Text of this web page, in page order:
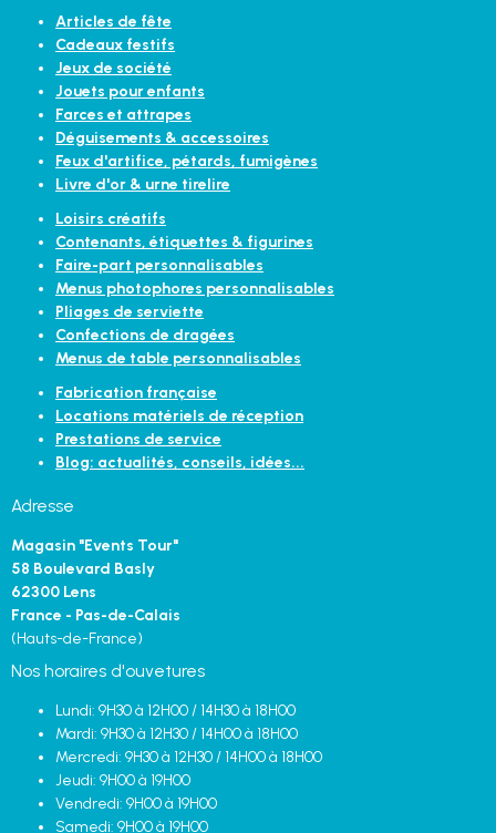
Articles de fête
Cadeaux festifs
Jeux de société
Jouets pour enfants
Farces et attrapes
Déguisements & accessoires
Feux d'artifice, pétards, fumigènes
Livre d'or & urne tirelire
Loisirs créatifs
Contenants, étiquettes & figurines
Faire-part personnalisables
Menus photophores personnalisables
Pliages de serviette
Confections de dragées
Menus de table personnalisables
Fabrication française
Locations matériels de réception
Prestations de service
Blog: actualités, conseils, idées...
Adresse
Magasin "Events Tour"
58 Boulevard Basly
62300 Lens
France - Pas-de-Calais
(Hauts-de-France)
Nos horaires d'ouvetures
Lundi: 9H30 à 12H00 / 14H30 à 18H00
Mardi: 9H30 à 12H30 / 14H00 à 18H00
Mercredi: 9H30 à 12H30 / 14H00 à 18H00
Jeudi: 9H00 à 19H00
Vendredi: 9H00 à 19H00
Samedi: 9H00 à 19H00